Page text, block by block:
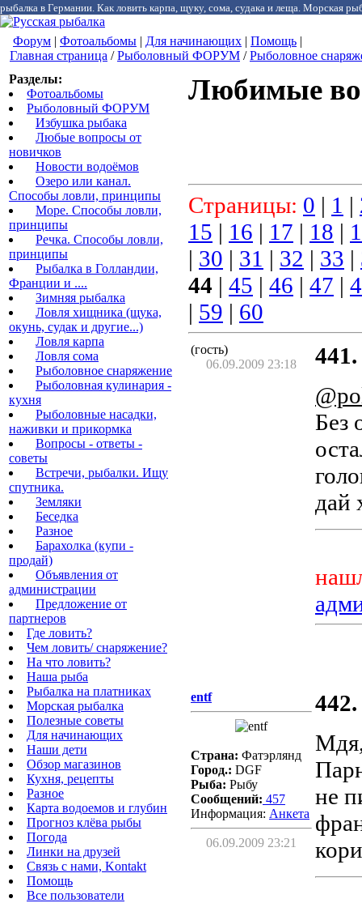
рыбалка в Германии. Как ловить карпа, щуку, сома, судака и леща. Морская
Форум | Фотоальбомы | Для начинающих | Помощь |
Главная страница /Рыболовный ФОРУМ /Рыболовное
Разделы:
Фотоальбомы
Рыболовный ФОРУМ
Избушка рыбака
Любые вопросы от
новичков
Новости водоёмов
Озеро или канал.
Способы ловли, принципы
Море. Способы ловли,
принципы
Речка. Способы ловли,
принципы
Рыбалка в Голландии,
Франции и ....
Зимняя рыбалка
Ловля хищника (щука,
окунь, судак и другие...)
Ловля карпа
Ловля сома
Рыболовное снаряжение
Рыболовная кулинария -
кухня
Рыболовные насадки,
наживки и прикормка
Вопросы - ответы -
советы
Встречи, рыбалки. Ищу
спутника.
Земляки
Беседка
Разное
Барахолка (купи -
продай)
Объявления от
администрации
Предложение от
партнеров
Где ловить?
Чем ловить/ снаряжение?
На что ловить?
Наша рыба
Рыбалка на платниках
Морская рыбалка
Полезные советы
Для начинающих
Наши дети
Обзор магазинов
Кухня, рецепты
Разное
Карта водоемов и глубин
Прогноз клёва рыбы
Погода
Линки на друзей
Связь с нами, Kontakt
Помощь
Все пользователи
Любимые
Страницы: 0 | 1 |
15 | 16 | 17 | 18 |
| 30 | 31 | 32 | 33 |
44 | 45 | 46 | 47 |
| 59 | 60
(гость)
06.09.2009 23:18
441.
Без
дай
entf
Страна: Фатэрлянд
Город.: DGF
Рыба: Рыбу
Сообщений: 457
Информация: Aнкета
06.09.2009 23:21
442.
не